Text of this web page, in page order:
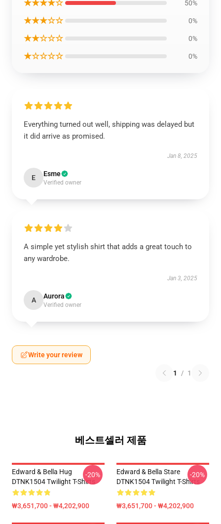
★★★★☆ 50%
★★★☆☆ 0%
★★☆☆☆ 0%
★☆☆☆☆ 0%
Everything turned out well, shipping was delayed but
it did arrive as promised.
Jan 8, 2025
E Esme
Verified owner
A simple yet stylish shirt that adds a great touch to
any wardrobe.
Jan 3, 2025
A Aurora
Verified owner
Write your review
1 / 1
베스트셀러 제품
Edward & Bella Hug
DTNK1504 Twilight T-Shirts
₩3,651,700 - ₩4,202,900
-20%
Edward & Bella Stare
DTNK1504 Twilight T-Shirts
₩3,651,700 - ₩4,202,900
-20%